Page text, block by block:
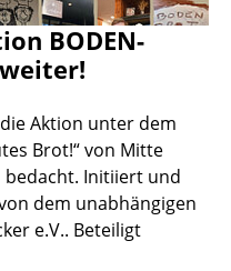
BODEN-
Aktion unter dem
Brot!“ von Mitte
bedacht. Initiiert und
dem unabhängigen
e.V.. Beteiligt